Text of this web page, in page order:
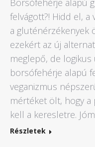
Borsófehérje alapú
felvágott?! Hidd el, a
a gluténérzékenyek
ezekért az új
meglepő, de
borsófehérje alapú
veganizmus
mértéket ölt, hogy a
kell a keresletre.
Részletek